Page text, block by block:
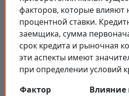
факторов, которые влияют
процентной ставки.
заемщика, сумма
срок кредита и рыночная
эти аспекты имеют
при определении условий
Фактор
Влияние